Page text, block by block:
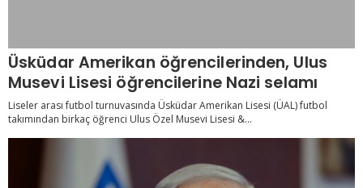
Üsküdar Amerikan öğrencilerinden, Ulus
Musevi Lisesi öğrencilerine Nazi selamı
Liseler arası futbol turnuvasında Üsküdar Amerikan Lisesi (ÜAL) futbol
takımından birkaç öğrenci Ulus Özel Musevi Lisesi &...